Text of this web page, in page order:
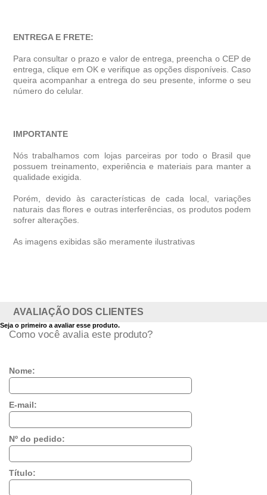
ENTREGA E FRETE:
Para consultar o prazo e valor de entrega, preencha o CEP de
entrega, clique em OK e verifique as opções disponíveis. Caso
queira acompanhar a entrega do seu presente, informe o seu
número do celular.
IMPORTANTE
Nós trabalhamos com lojas parceiras por todo o Brasil que
possuem treinamento, experiência e materiais para manter a
qualidade exigida.
Porém, devido às características de cada local, variações
naturais das flores e outras interferências, os produtos podem
sofrer alterações.
As imagens exibidas são meramente ilustrativas
AVALIAÇÃO DOS CLIENTES
Seja o primeiro a avaliar esse produto.
Como você avalia este produto?
Nome:
E-mail:
Nº do pedido:
Título: